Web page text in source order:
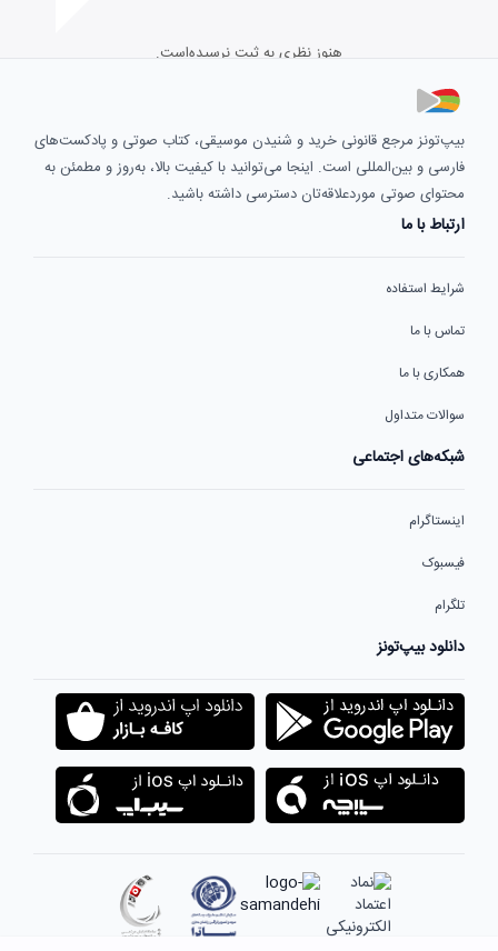
هنوز نظری به ثبت نرسیده‌است.
بیپ‌تونز مرجع قانونی خرید و شنیدن موسیقی، کتاب صوتی و پادکست‌های
فارسی و بین‌المللی است. اینجا می‌توانید با کیفیت بالا، به‌روز و مطمئن به
محتوای صوتی موردعلاقه‌تان دسترسی داشته باشید.
ارتباط با ما
شرایط استفاده
تماس با ما
همکاری با ما
سوالات متداول
شبکه‌های اجتماعی
اینستاگرام
فیسبوک
تلگرام
دانلود بیپ‌تونز